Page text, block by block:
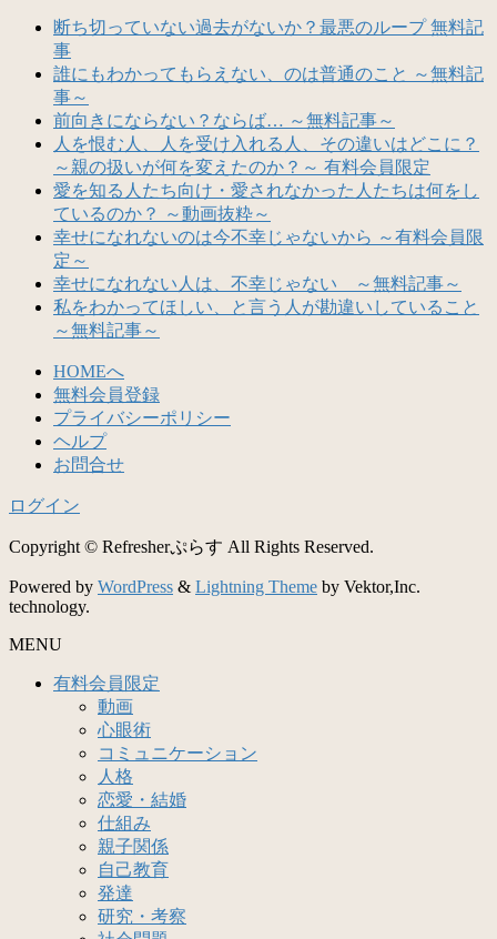
断ち切っていない過去がないか？最悪のループ 無料記
事
誰にもわかってもらえない、のは普通のこと ～無料記
事～
前向きにならない？ならば… ～無料記事～
人を恨む人、人を受け入れる人、その違いはどこに？
～親の扱いが何を変えたのか？～ 有料会員限定
愛を知る人たち向け・愛されなかった人たちは何をし
ているのか？ ～動画抜粋～
幸せになれないのは今不幸じゃないから ～有料会員限
定～
幸せになれない人は、不幸じゃない ～無料記事～
私をわかってほしい、と言う人が勘違いしていること
～無料記事～
HOMEへ
無料会員登録
プライバシーポリシー
ヘルプ
お問合せ
ログイン
Copyright © Refresherぷらす All Rights Reserved.
Powered by WordPress & Lightning Theme by Vektor,Inc.
technology.
MENU
有料会員限定
動画
心眼術
コミュニケーション
人格
恋愛・結婚
仕組み
親子関係
自己教育
発達
研究・考察